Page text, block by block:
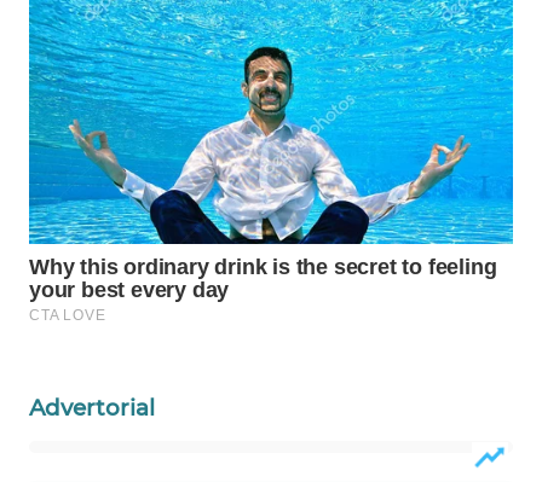
Advertorial
ADVOKAT
WAHANA
INFRASTRUKTUR
WAHANA
KONSUMEN
WAHANA
LISTRIK